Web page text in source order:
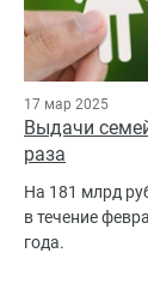
17 мар 2025
Выдачи
раза
На 181 млрд
в течение
года.